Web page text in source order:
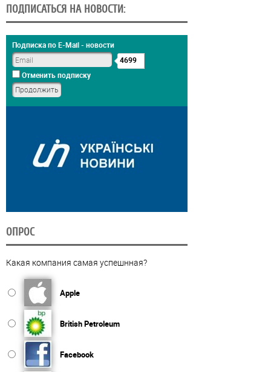
ПОДПИСАТЬСЯ НА НОВОСТИ:
Подписка по E-Mail - новости
4699
Отменить подписку
ОПРОС
Какая компания самая успешнная?
Apple
British Petroleum
Facebook